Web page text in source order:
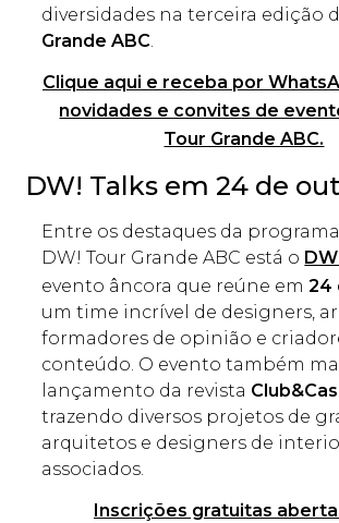
diversidades na terceira edição
Grande ABC.
Clique aqui e receba por
novidades e convites de
Tour Grande ABC.
DW! Talks em 24 de
Entre os destaques da
DW! Tour Grande ABC está o
evento âncora que reúne em24
um time incrível de designers,
formadores de opinião e
conteúdo. O evento também
lançamento da revista
trazendo diversos projetos de
arquitetos e designers de
associados.
Inscrições gratuitas